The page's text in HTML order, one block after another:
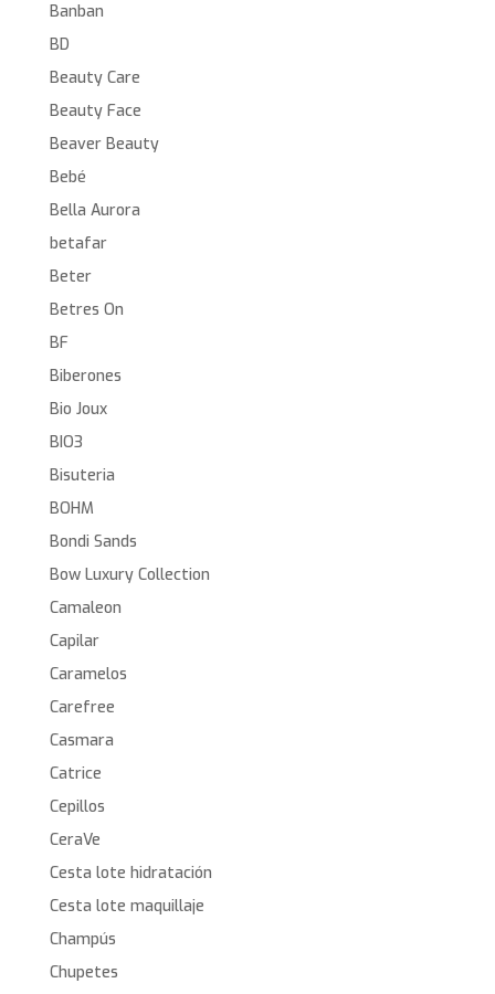
Banban
BD
Beauty Care
Beauty Face
Beaver Beauty
Bebé
Bella Aurora
betafar
Beter
Betres On
BF
Biberones
Bio Joux
BIO3
Bisuteria
BOHM
Bondi Sands
Bow Luxury Collection
Camaleon
Capilar
Caramelos
Carefree
Casmara
Catrice
Cepillos
CeraVe
Cesta lote hidratación
Cesta lote maquillaje
Champús
Chupetes